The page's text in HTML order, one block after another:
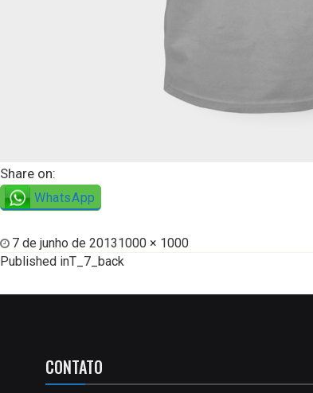
Share on:
WhatsApp
7 de junho de 20131000 × 1000
Published inT_7_back
CONTATO